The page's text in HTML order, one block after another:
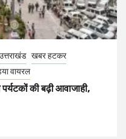
खबर हटकर
वायरल
की बढ़ी आवाजाही,